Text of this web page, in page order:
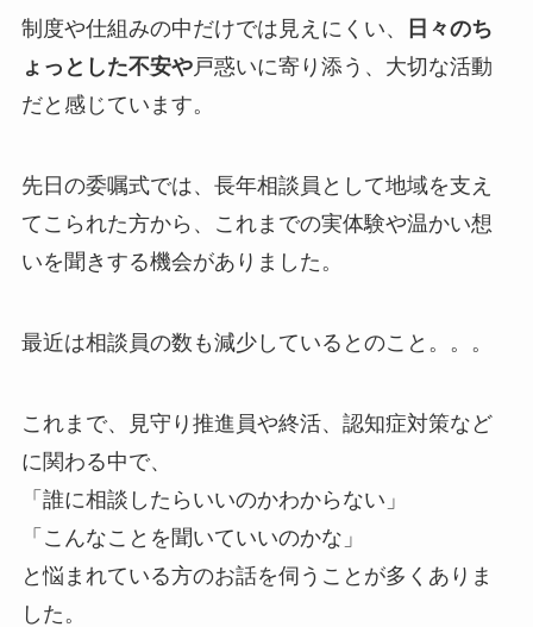
制度や仕組みの中だけでは見えにくい、
日々のち
ょっとした不安や戸惑いに寄り添う、大切な活動
だと感じています。
先日の委嘱式では、長年相談員として地域を支え
てこられた方から、これまでの実体験や温かい想
いを聞きする機会がありました。
最近は相談員の数も減少しているとのこと。。。
これまで、見守り推進員や終活、認知症対策など
に関わる中で、
「誰に相談したらいいのかわからない」
「こんなことを聞いていいのかな」
と悩まれている方のお話を伺うことが多くありま
した。